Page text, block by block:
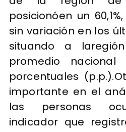
posicionóen un
sin variación en los
situando a
promedio
porcentuales
importante en el
las personas
indicador que